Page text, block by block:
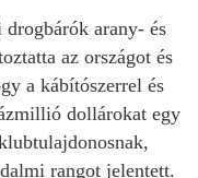
arany- és
az országot és
a kábítószerrel és
dollárokat egy
rangot jelentett.